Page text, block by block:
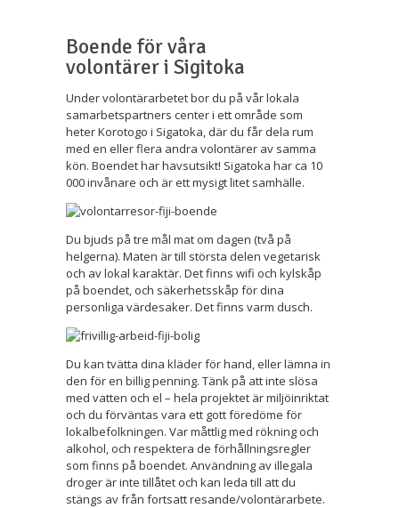
Boende för våra
volontärer i Sigitoka
Under volontärarbetet bor du på vår lokala
samarbetspartners center i ett område som
heter Korotogo i Sigatoka, där du får dela rum
med en eller flera andra volontärer av samma
kön. Boendet har havsutsikt! Sigatoka har ca 10
000 invånare och är ett mysigt litet samhälle.
Du bjuds på tre mål mat om dagen (två på
helgerna). Maten är till största delen vegetarisk
och av lokal karaktär. Det finns wifi och kylskåp
på boendet, och säkerhetsskåp för dina
personliga värdesaker. Det finns varm dusch.
Du kan tvätta dina kläder för hand, eller lämna in
den för en billig penning. Tänk på att inte slösa
med vatten och el – hela projektet är miljöinriktat
och du förväntas vara ett gott föredöme för
lokalbefolkningen. Var måttlig med rökning och
alkohol, och respektera de förhållningsregler
som finns på boendet. Användning av illegala
droger är inte tillåtet och kan leda till att du
stängs av från fortsatt resande/volontärarbete.